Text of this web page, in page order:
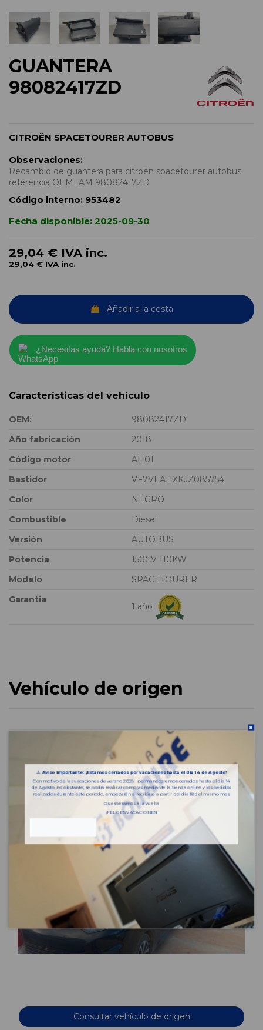
GUANTERA
98082417ZD
CITROËN SPACETOURER AUTOBUS
Observaciones:
Recambio de guantera para citroën spacetourer autobus
referencia OEM IAM 98082417ZD
Código interno: 953482
Fecha disponible: 2025-09-30
29,04 € IVA inc.
29,04 € IVA inc.
Añadir a la cesta
¿Necesitas ayuda? Habla con nosotros
Características del vehículo
OEM:
98082417ZD
Año fabricación
2018
Código motor
AH01
Bastidor
VF7VEAHXKJZ085754
Color
NEGRO
Combustible
Diesel
Versión
AUTOBUS
Potencia
150CV 110KW
Modelo
SPACETOURER
Garantia
1 año
Vehículo de origen
Consultar vehículo de origen
⚠️ Aviso importante: ¡Estamos cerrados por vacaciones hasta el día 14 de Agosto!
Con motivo de las vacaciones de verano 2026 , permaneceremos cerrados hasta el día 14
de Agosto, no obstante, se podrá realizar compras mediante la tienda online y los pedidos
realizados durante este periodo, empezarán a recibirse a partir del día 18 del mismo mes.
Os esperamos a la vuelta
¡FELICES VACACIONES!